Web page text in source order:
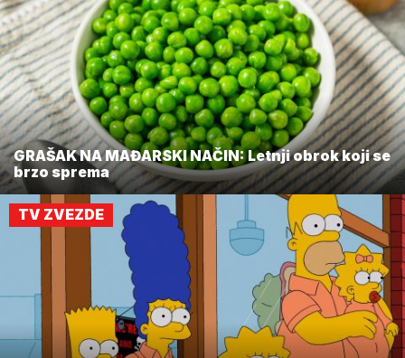
GRAŠAK NA MAĐARSKI NAČIN: Letnji obrok koji se
brzo sprema
TV ZVEZDE